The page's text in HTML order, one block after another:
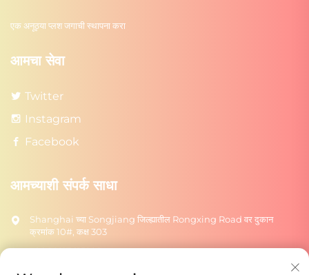
एक अनूठ्या प्लश जगाची स्थापना करा
आमचा सेवा
Twitter
Instagram
Facebook
आमच्याशी संपर्क साधा
Shanghai च्या Songjiang जिल्ह्यातील Rongxing Road वर दुकान
क्रमांक 10#, कक्ष 303
+86-18217615209